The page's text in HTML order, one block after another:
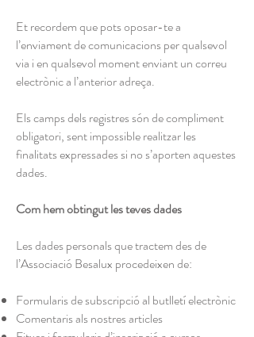
Et recordem que pots oposar-te a
l’enviament de comunicacions per qualsevol
via i en qualsevol moment enviant un correu
electrònic a l’anterior adreça.
Els camps dels registres són de compliment
obligatori, sent impossible realitzar les
finalitats expressades si no s’aporten aquestes
dades.
Com hem obtingut les teves dades
Les dades personals que tractem des de
l’Associació Besalux procedeixen de:
Formularis de subscripció al butlletí electrònic
Comentaris als nostres articles